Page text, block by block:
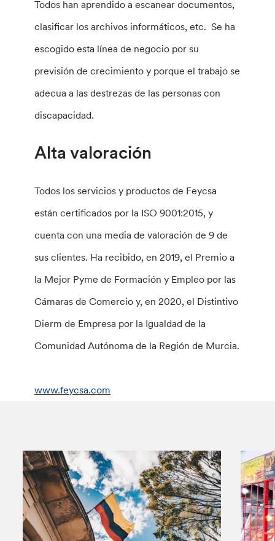
Todos han aprendido a escanear documentos,
clasificar los archivos informáticos, etc. Se ha
escogido esta línea de negocio por su
previsión de crecimiento y porque el trabajo se
adecua a las destrezas de las personas con
discapacidad.
Alta valoración
Todos los servicios y productos de Feycsa
están certificados por la ISO 9001:2015, y
cuenta con una media de valoración de 9 de
sus clientes. Ha recibido, en 2019, el Premio a
la Mejor Pyme de Formación y Empleo por las
Cámaras de Comercio y, en 2020, el Distintivo
Dierm de Empresa por la Igualdad de la
Comunidad Autónoma de la Región de Murcia.
www.feycsa.com